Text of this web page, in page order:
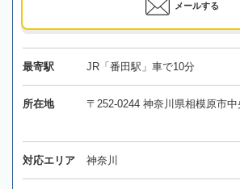
メールする
最寄駅 JR「番田駅」車で10分
所在地 〒252-0244 神奈川県相模原市
対応エリア 神奈川